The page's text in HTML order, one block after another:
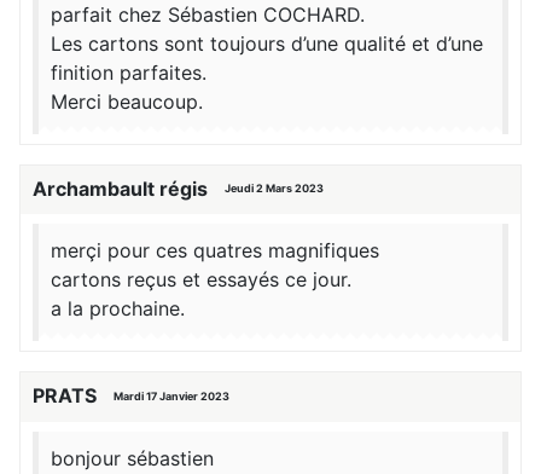
parfait chez Sébastien COCHARD.
Les cartons sont toujours d’une qualité et d’une
finition parfaites.
Merci beaucoup.
Archambault régis Jeudi 2 Mars 2023
merçi pour ces quatres magnifiques
cartons reçus et essayés ce jour.
a la prochaine.
PRATS Mardi 17 Janvier 2023
bonjour sébastien